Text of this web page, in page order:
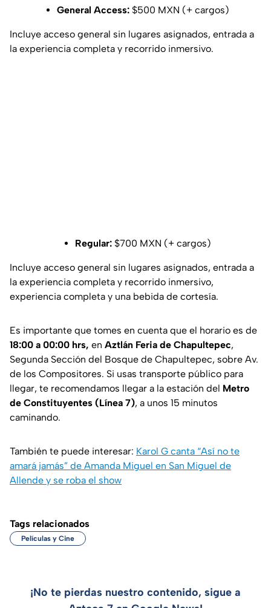
General Access:$500 MXN (+ cargos)
Incluye acceso general sin lugares asignados, entrada a
la experiencia completa y recorrido inmersivo.
Regular:$700 MXN (+ cargos)
Incluye acceso general sin lugares asignados, entrada a
la experiencia completa y recorrido inmersivo,
experiencia completa y una bebida de cortesía.
Es importante que tomes en cuenta que el horario es de
18:00 a 00:00 hrs, en Aztlán Feria de Chapultepec,
Segunda Sección del Bosque de Chapultepec, sobre Av.
de los Compositores. Si usas transporte público para
llegar, te recomendamos llegar a la estación del Metro
de Constituyentes (Línea 7), a unos 15 minutos
caminando.
También te puede interesar: Karol G canta “Así no te
amará jamás” de Amanda Miguel en San Miguel de
Allende y se roba el show
Tags relacionados
Películas y Cine
¡No te pierdas nuestro contenido, sigue a